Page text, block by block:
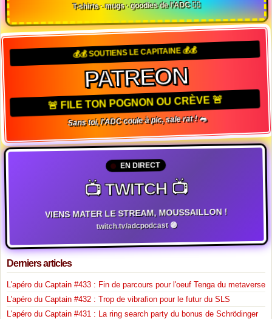
T-shirts · mugs · goodies de l'ADC 🏴‍☠️
💰💰 SOUTIENS LE CAPITAINE 💰💰
PATREON
🚨 FILE TON POGNON OU CRÈVE 🚨
Sans toi, l'ADC coule à pic, sale rat ! 🐀
EN DIRECT
📺 TWITCH 📺
VIENS MATER LE STREAM, MOUSSAILLON !
twitch.tv/adcpodcast 🟣
Derniers articles
L'apéro du Captain #433 : Fin de parcours pour l'oeuf Tenga du metaverse
L'apéro du Captain #432 : Trop de vibrafion pour le futur du SLS
L'apéro du Captain #431 : La ring search party du bonus de Schrödinger